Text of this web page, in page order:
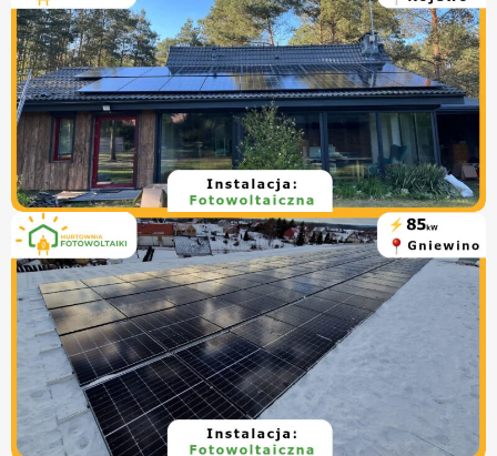
Instalacje fotowoltaiczneNowe
Instalacja fotowoltaiczna Dziebędów #1 –
9.97kW
Instalacje fotowoltaiczneNowe
Instalacja fotowoltaiczna Rojewo #1 – 9.97kw